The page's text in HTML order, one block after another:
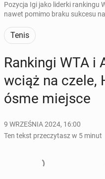
Pozycja Igi jako liderki rankingu
nawet pomimo braku sukcesu
Tenis
Ran­kin­gi WTA i
wciąż na czele,
ósme miejsce
9 WRZEŚNIA 2024, 16:00
Ten tekst przeczytasz w 5 minut